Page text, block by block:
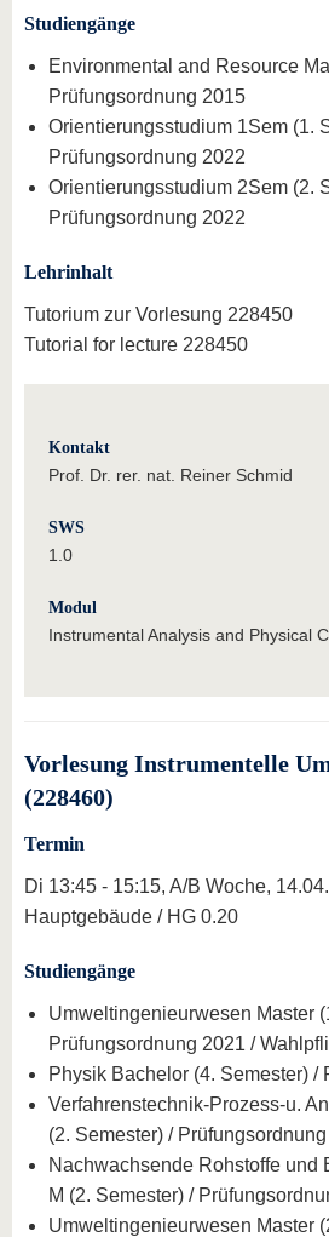
Studiengänge
Environmental and Resource
Prüfungsordnung 2015
Orientierungsstudium 1Sem (1.
Prüfungsordnung 2022
Orientierungsstudium 2Sem (2.
Prüfungsordnung 2022
Lehrinhalt
Tutorium zur Vorlesung 228450
Tutorial for lecture 228450
Kontakt
Prof. Dr. rer. nat. Reiner Schmid
SWS
1.0
Modul
Instrumental Analysis and Physical
Vorlesung Instrumentelle
(228460)
Termin
Di 13:45 - 15:15, A/B Woche,
Hauptgebäude / HG 0.20
Studiengänge
Umweltingenieurwesen Master
Prüfungsordnung 2021 /
Physik Bachelor (4. Semester) /
Verfahrenstechnik-Prozess-u.
(2. Semester) /
Nachwachsende Rohstoffe und
M (2. Semester) /
Umweltingenieurwesen Master